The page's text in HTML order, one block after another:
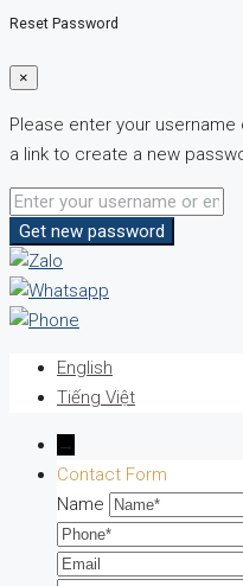
Reset Password
×
Please enter your
a link to create a new
Get new password
English
Tiếng Việt
→
Contact Form
Name